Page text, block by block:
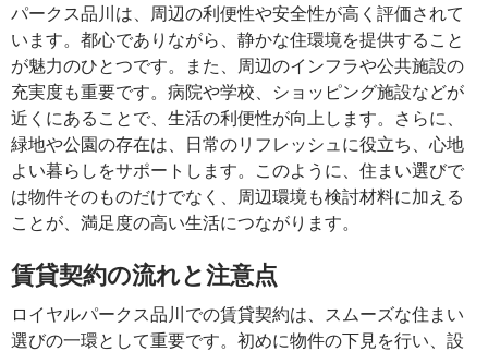
パークス品川は、周辺の利便性や安全性が高く評価されて
います。都心でありながら、静かな住環境を提供すること
が魅力のひとつです。また、周辺のインフラや公共施設の
充実度も重要です。病院や学校、ショッピング施設などが
近くにあることで、生活の利便性が向上します。さらに、
緑地や公園の存在は、日常のリフレッシュに役立ち、心地
よい暮らしをサポートします。このように、住まい選びで
は物件そのものだけでなく、周辺環境も検討材料に加える
ことが、満足度の高い生活につながります。
賃貸契約の流れと注意点
ロイヤルパークス品川での賃貸契約は、スムーズな住まい
選びの一環として重要です。初めに物件の下見を行い、設